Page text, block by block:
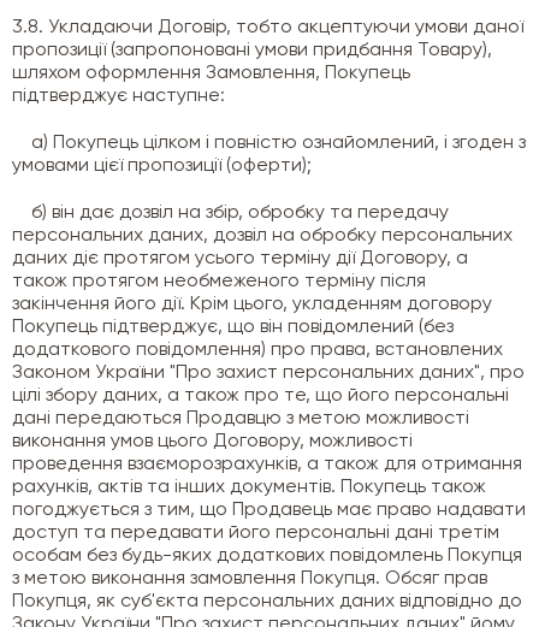
3.8. Укладаючи Договір, тобто акцептуючи умови даної
пропозиції (запропоновані умови придбання Товару),
шляхом оформлення Замовлення, Покупець
підтверджує наступне:
а) Покупець цілком і повністю ознайомлений, і згоден з
умовами цієї пропозиції (оферти);
б) він дає дозвіл на збір, обробку та передачу
персональних даних, дозвіл на обробку персональних
даних діє протягом усього терміну дії Договору, а
також протягом необмеженого терміну після
закінчення його дії. Крім цього, укладенням договору
Покупець підтверджує, що він повідомлений (без
додаткового повідомлення) про права, встановлених
Законом України "Про захист персональних даних", про
цілі збору даних, а також про те, що його персональні
дані передаються Продавцю з метою можливості
виконання умов цього Договору, можливості
проведення взаєморозрахунків, а також для отримання
рахунків, актів та інших документів. Покупець також
погоджується з тим, що Продавець має право надавати
доступ та передавати його персональні дані третім
особам без будь-яких додаткових повідомлень Покупця
з метою виконання замовлення Покупця. Обсяг прав
Покупця, як суб'єкта персональних даних відповідно до